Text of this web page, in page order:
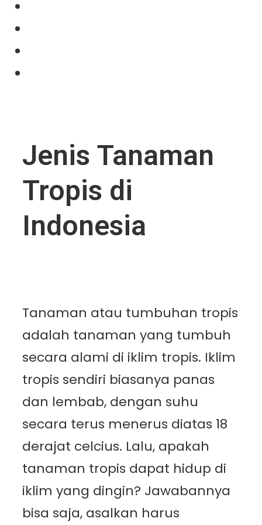
Jenis Tanaman
Tropis di
Indonesia
Tanaman atau tumbuhan tropis
adalah tanaman yang tumbuh
secara alami di iklim tropis. Iklim
tropis sendiri biasanya panas
dan lembab, dengan suhu
secara terus menerus diatas 18
derajat celcius. Lalu, apakah
tanaman tropis dapat hidup di
iklim yang dingin? Jawabannya
bisa saja, asalkan harus